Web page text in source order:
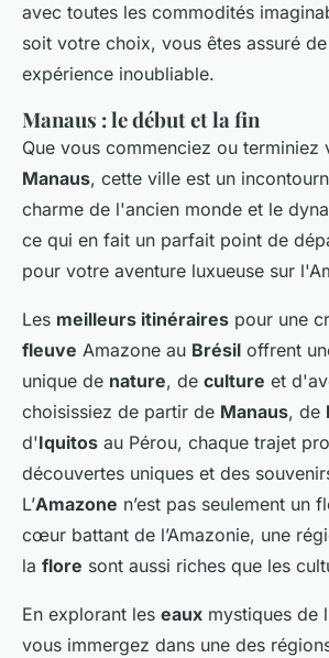
avec toutes les commodités
soit votre choix, vous êtes assuré
expérience inoubliable.
Manaus : le début et la fin
Que vous commenciez ou terminiez
Manaus, cette ville est un
charme de l'ancien monde et le
ce qui en fait un parfait point de
pour votre aventure luxueuse sur
Les meilleurs itinéraires pour une
fleuve Amazone au Brésil offrent
unique de nature, de culture et
choisissiez de partir de Manaus, de
d'Iquitos au Pérou, chaque trajet
découvertes uniques et des
L’Amazone n’est pas seulement un
cœur battant de l’Amazonie, une
la flore sont aussi riches que les
En explorant les eaux mystiques de
vous immergez dans une des